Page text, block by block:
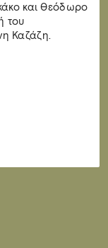
και Θεόδωρο
του
Καζάζη.